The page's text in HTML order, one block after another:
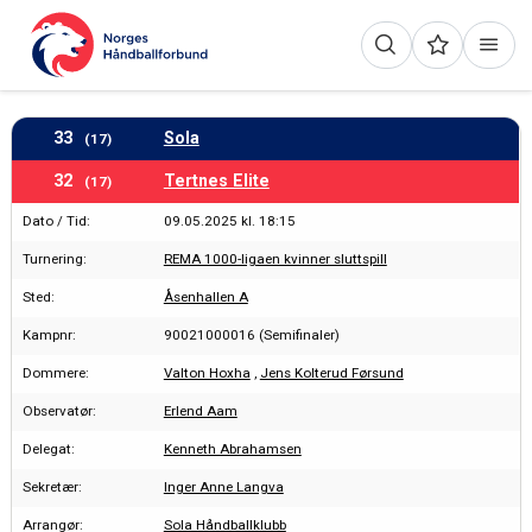
33 (17) Sola
32 (17) Tertnes Elite
Dato / Tid: 09.05.2025 kl. 18:15
Turnering: REMA 1000-ligaen kvinner sluttspill
Sted: Åsenhallen A
Kampnr: 90021000016 (Semifinaler)
Dommere: Valton Hoxha , Jens Kolterud Førsund
Observatør: Erlend Aam
Delegat: Kenneth Abrahamsen
Sekretær: Inger Anne Langva
Arrangør: Sola Håndballklubb